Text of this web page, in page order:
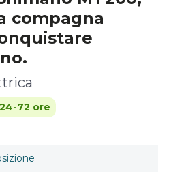
compagna
72 ore